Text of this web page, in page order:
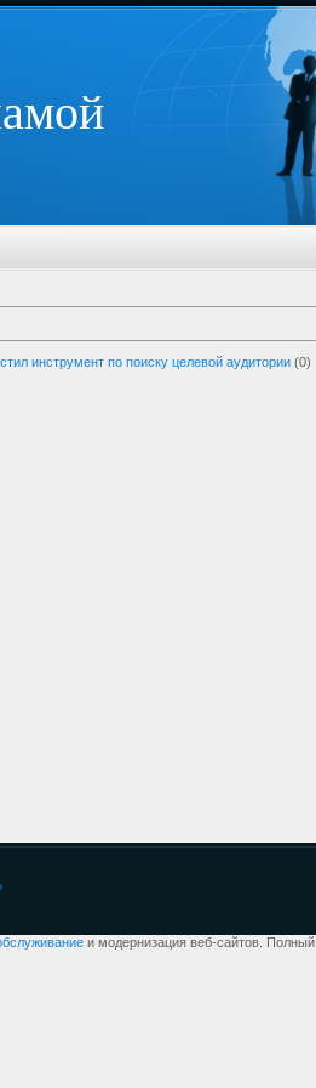
инструмент по поиску целевой аудитории (0)
и модернизация веб-сайтов. Полный